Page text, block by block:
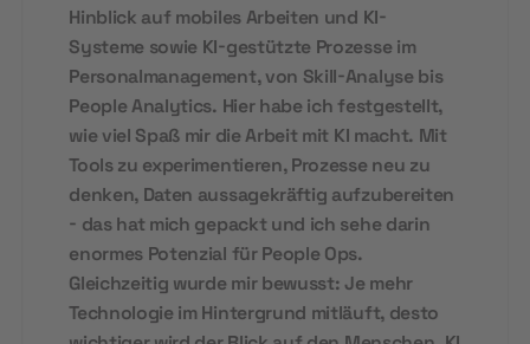
Hinblick auf mobiles Arbeiten und KI-
Systeme sowie KI-gestützte Prozesse im
Personalmanagement, von Skill-Analyse bis
People Analytics. Hier habe ich festgestellt,
wie viel Spaß mir die Arbeit mit KI macht. Mit
Tools zu experimentieren, Prozesse neu zu
denken, Daten aussagekräftig aufzubereiten
- das hat mich gepackt und ich sehe darin
enormes Potenzial für People Ops.
Gleichzeitig wurde mir bewusst: Je mehr
Technologie im Hintergrund mitläuft, desto